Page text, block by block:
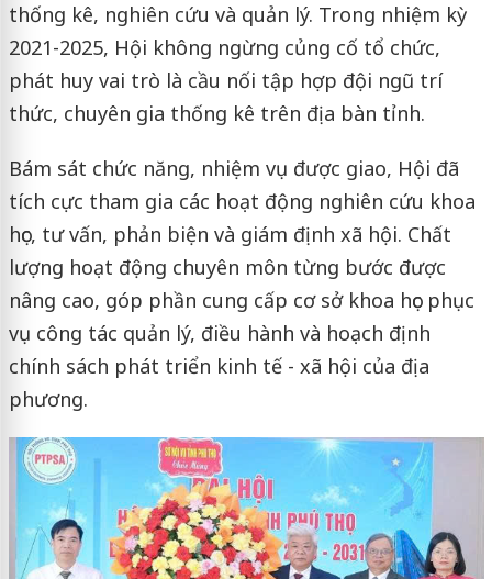
thống kê, nghiên cứu và quản lý. Trong nhiệm kỳ
2021-2025, Hội không ngừng củng cố tổ chức,
phát huy vai trò là cầu nối tập hợp đội ngũ trí
thức, chuyên gia thống kê trên địa bàn tỉnh.
Bám sát chức năng, nhiệm vụ được giao, Hội đã
tích cực tham gia các hoạt động nghiên cứu khoa
học, tư vấn, phản biện và giám định xã hội. Chất
lượng hoạt động chuyên môn từng bước được
nâng cao, góp phần cung cấp cơ sở khoa học phục
vụ công tác quản lý, điều hành và hoạch định
chính sách phát triển kinh tế - xã hội của địa
phương.